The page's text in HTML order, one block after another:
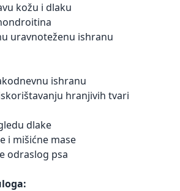
kožu i dlaku
uravnoteženu ishranu
ishranu
hranjivih tvari
dlake
i mišićne mase
odraslog psa